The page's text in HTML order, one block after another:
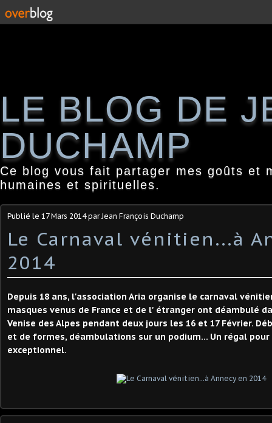
LE BLOG DE
DUCHAMP
Ce blog vous fait partager mes goûts et
humaines et spirituelles.
Publié le 17 Mars 2014par Jean François Duchamp
Le Carnaval vénitien...à
2014
Depuis 18 ans, l'association Aria organise le carnaval
masques venus de France et de l' étranger ont déambulé
Venise des Alpes pendant deux jours les 16 et 17 Février.
et de formes, déambulations sur un podium... Un régal
exceptionnel.